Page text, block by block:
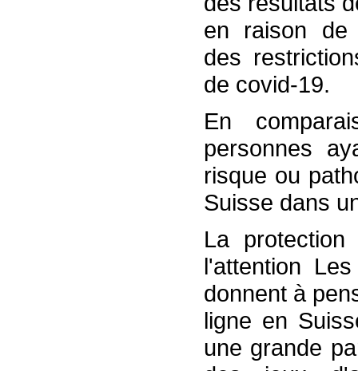
en raison de
des
de covid-19.
En
personnes
risque ou
Suisse dans
La
l'attention
donnent à
ligne en
une grande